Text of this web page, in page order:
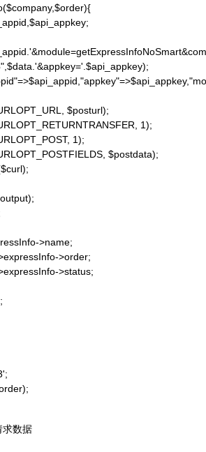
$posturl);
CURLOPT_RETURNTRANSFER, 1);
CURLOPT_POST, 1);
CURLOPT_POSTFIELDS, $postdata);
>name;
>expressInfo->order;
>expressInfo->status;
求数据